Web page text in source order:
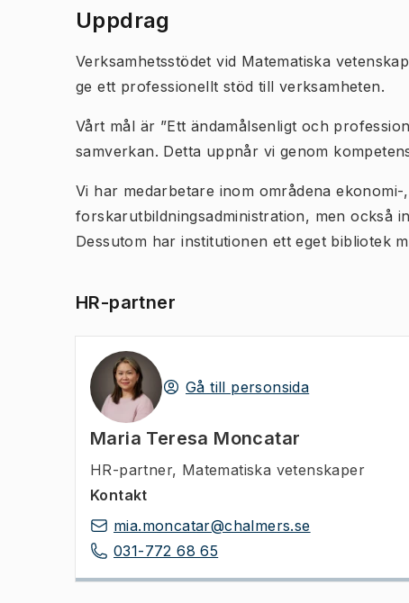
Uppdrag
Verksamhetsstödet vid Matematiska
ge ett professionellt stöd till verksamheten.
Vårt mål är ”Ett ändamålsenligt och
samverkan. Detta uppnår vi genom
Vi har medarbetare inom områdena
forskarutbildningsadministration, men också
Dessutom har institutionen ett eget bibliotek
HR-partner
Gå till personsida
Maria Teresa Moncatar
HR-partner, Matematiska vetenskaper
Kontakt
mia.moncatar@chalmers.se
031-772 68 65